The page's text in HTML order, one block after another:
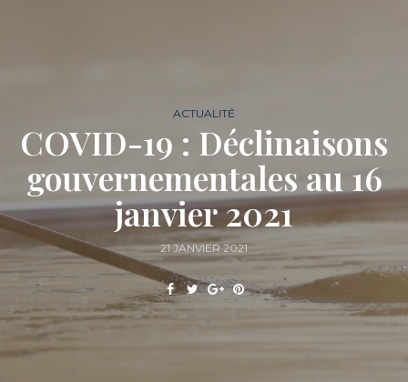
ACTUALITÉ
COVID-19 : Déclinaisons
gouvernementales au 16
janvier 2021
21 JANVIER 2021